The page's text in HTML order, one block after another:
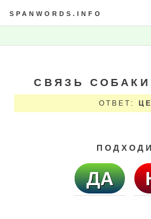
SPANWORDS.INFO
СВЯЗЬ
ОТВЕТ: